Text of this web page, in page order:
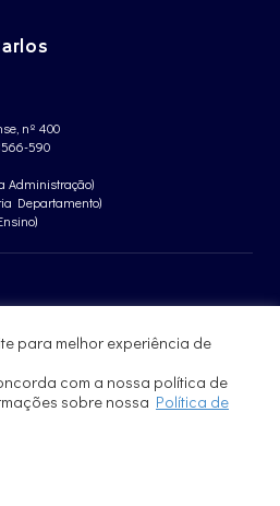
nº 400
590
Administração)
120
CFBio)
poloTErRA)
para melhor experiência de
com a nossa política de
sobre nossa Política de